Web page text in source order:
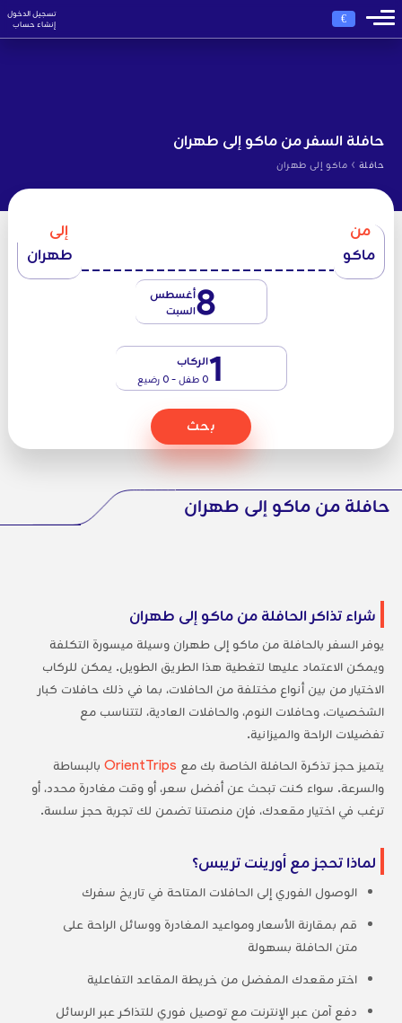
€
تسجيل الدخول
إنشاء حساب
حافلة السفر من ماكو إلى طهران
حافلة › ماکو إلى طهران
من
ماكو
إلى
طهران
8أغسطس
السبت
1الركاب
0 طفل - 0 رضيع
بحث
حافلة من ماكو إلى طهران
شراء تذاكر الحافلة من ماكو إلى طهران
يوفر السفر بالحافلة من ماكو إلى طهران وسيلة ميسورة التكلفة
ويمكن الاعتماد عليها لتغطية هذا الطريق الطويل. يمكن للركاب
الاختيار من بين أنواع مختلفة من الحافلات، بما في ذلك حافلات كبار
الشخصيات، وحافلات النوم، والحافلات العادية، لتتناسب مع
تفضيلات الراحة والميزانية.
يتميز حجز تذكرة الحافلة الخاصة بك مع OrientTripsبالبساطة
والسرعة. سواء كنت تبحث عن أفضل سعر، أو وقت مغادرة محدد، أو
ترغب في اختيار مقعدك، فإن منصتنا تضمن لك تجربة حجز سلسة.
لماذا تحجز مع أورينت تريبس؟
الوصول الفوري إلى الحافلات المتاحة في تاريخ سفرك
قم بمقارنة الأسعار ومواعيد المغادرة ووسائل الراحة على
متن الحافلة بسهولة
اختر مقعدك المفضل من خريطة المقاعد التفاعلية
دفع آمن عبر الإنترنت مع توصيل فوري للتذاكر عبر الرسائل